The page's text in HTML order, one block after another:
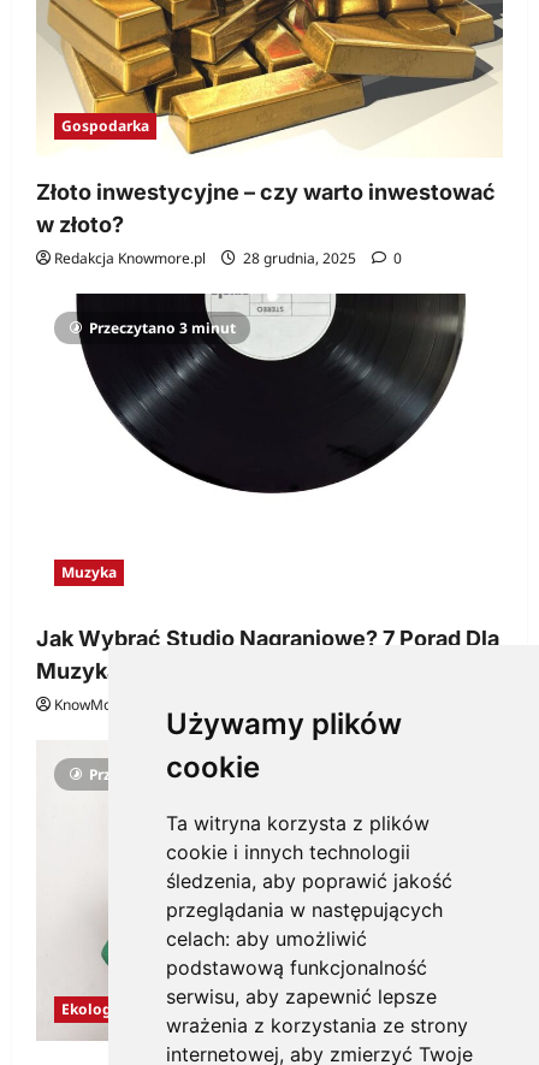
Używamy plików
cookie
Ta witryna korzysta z plików
cookie i innych technologii
śledzenia, aby poprawić jakość
przeglądania w następujących
celach: aby umożliwić
podstawową funkcjonalność
serwisu, aby zapewnić lepsze
wrażenia z korzystania ze strony
internetowej, aby zmierzyć Twoje
Gospodarka
Złoto inwestycyjne – czy warto inwestować
w złoto?
Redakcja Knowmore.pl 28 grudnia, 2025 0
Przeczytano 3 minut
Muzyka
Jak Wybrać Studio Nagraniowe? 7 Porad Dla
Muzyka
KnowMore.pl
Przeczytano 3 minut
Ekologia